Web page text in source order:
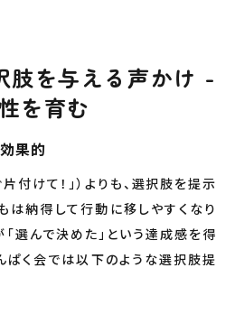
肢を与える声かけ -
を育む
果的
付けて！」）よりも、選択肢を提示
は納得して行動に移しやすくなり
選んで決めた」という達成感を得
ぱく会では以下のような選択肢提